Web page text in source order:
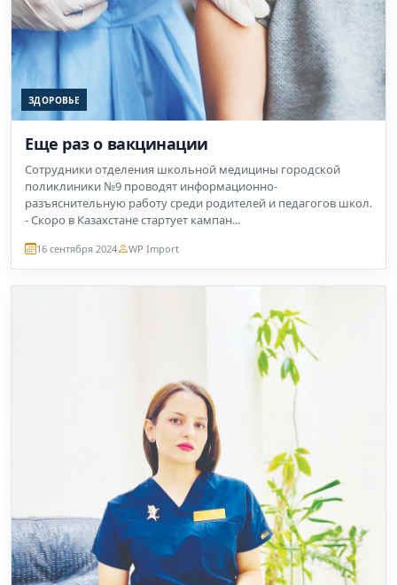
ЗДОРОВЬЕ
Еще раз о вакцинации
Сотрудники отделения школьной медицины городской
поликлиники №9 проводят информационно-
разъяснительную работу среди родителей и педагогов школ.
- Скоро в Казахстане стартует кампан...
16 сентября 2024 WP Import